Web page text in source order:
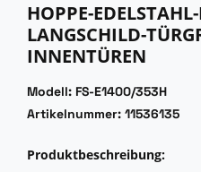
HOPPE-
LANGSCHILD-
INNENTÜREN
Modell: FS-E1400/353H
Artikelnummer: 11536135
Produktbeschreibung: